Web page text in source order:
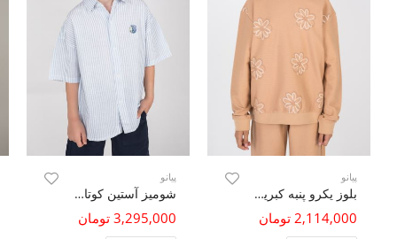
پیانو
بلوز یکرو پنبه کبریتی آستین افتاده(ست با کد 10706)
2,114,000 تومان
پیانو
شومیز آستین کوتاه راه راه
3,295,000 تومان